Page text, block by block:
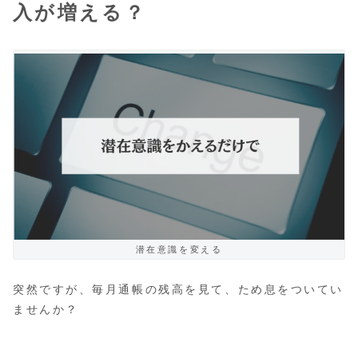
入が増える？
潜在意識を変える
突然ですが、毎月通帳の残高を見て、ため息をついてい
ませんか？